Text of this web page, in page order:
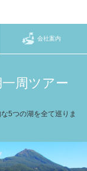
会社案内
一周ツアー
5つの湖を全て巡りま